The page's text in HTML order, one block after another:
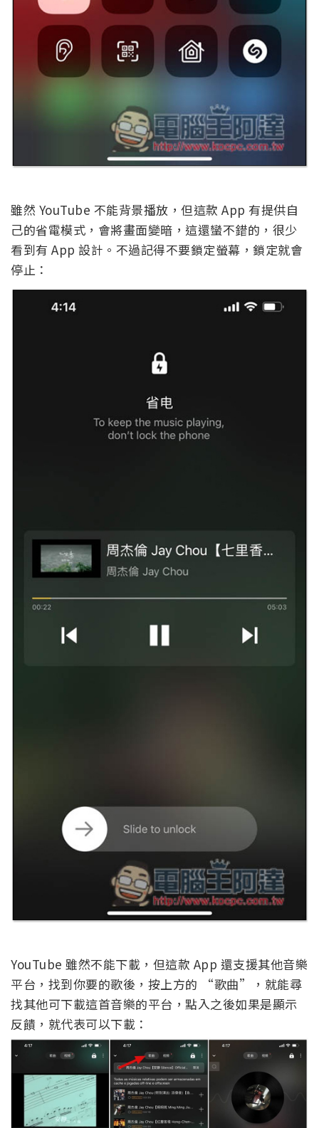
雖然 YouTube 不能背景播放，但這款 App 有提供自
己的省電模式，會將畫面變暗，這還蠻不錯的，很少
看到有 App 設計。不過記得不要鎖定螢幕，鎖定就會
停止：
YouTube 雖然不能下載，但這款 App 還支援其他音樂
平台，找到你要的歌後，按上方的 “歌曲”，就能尋
找其他可下載這首音樂的平台，點入之後如果是顯示
反饋，就代表可以下載：